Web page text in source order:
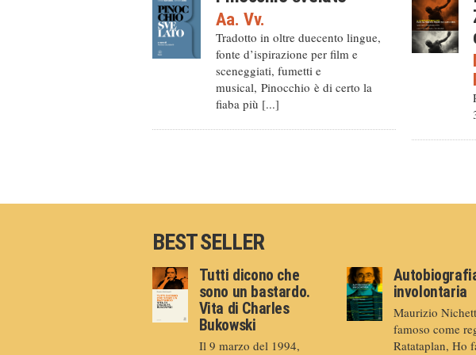
Aa. Vv.
Tradotto in oltre duecento lingue,
fonte d’ispirazione per film e
sceneggiati, fumetti e
musical, Pinocchio è di certo la
fiaba più [...]
BEST SELLER
Tutti dicono che
sono un bastardo.
Vita di Charles
Bukowski
Il 9 marzo del 1994,
involontaria
Maurizio
famoso come
Ratataplan, Ho